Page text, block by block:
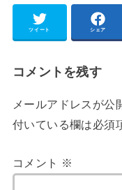
ツイート シェア
コメントを残す
メールアドレスが公
付いている欄は必須
コメント ※